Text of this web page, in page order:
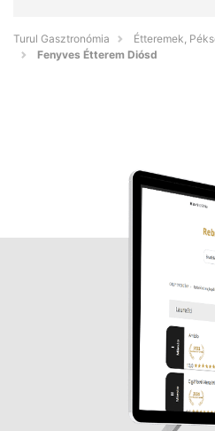
Turul Gasztronómia
Étteremek,
Fenyves Étterem Diósd